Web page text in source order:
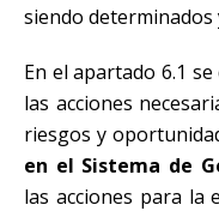
siendo determinados
En el apartado 6.1
las acciones
riesgos y
en el Sistema de
las acciones para la